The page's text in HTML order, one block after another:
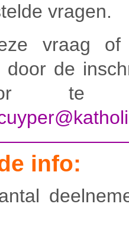
vragen.
vraag of
door de
te e-
info: